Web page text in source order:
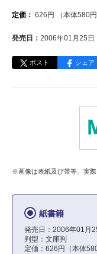
定価： 626 円 （本体580
発売日： 2006年01月25日
ポスト シェア
※画像は表紙及び帯等、実際
紙書籍
発売日：2006年01月
判型：文庫判
定価：626円（本体